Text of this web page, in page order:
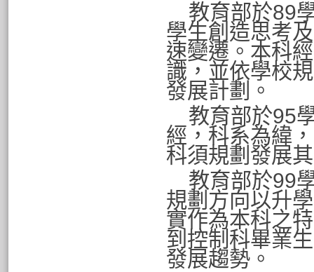
教育部於89
學生創造思考
速變遷。本科
識，並依學校
發展計劃。
教育部於95
經，科系為緯
科須規劃發展
教育部於99
規劃方向以升
實作為本科之
到控制科畢業
發展趨勢。